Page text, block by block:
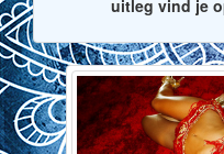
uitleg vind je